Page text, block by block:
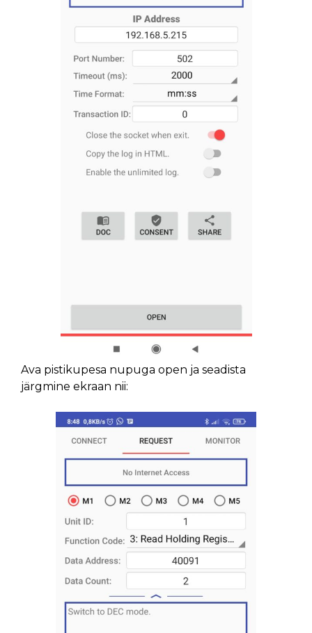
Ava pistikupesa nupuga open ja seadista
järgmine ekraan nii: